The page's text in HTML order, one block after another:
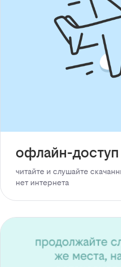
офлайн-доступ
читайте и слушайте
нет интернета